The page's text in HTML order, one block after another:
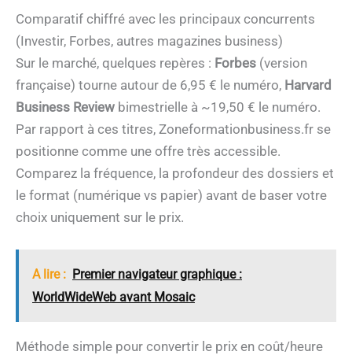
Comparatif chiffré avec les principaux concurrents
(Investir, Forbes, autres magazines business)
Sur le marché, quelques repères : Forbes (version
française) tourne autour de 6,95 € le numéro, Harvard
Business Review bimestrielle à ~19,50 € le numéro.
Par rapport à ces titres, Zoneformationbusiness.fr se
positionne comme une offre très accessible.
Comparez la fréquence, la profondeur des dossiers et
le format (numérique vs papier) avant de baser votre
choix uniquement sur le prix.
A lire : Premier navigateur graphique :
WorldWideWeb avant Mosaic
Méthode simple pour convertir le prix en coût/heure